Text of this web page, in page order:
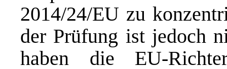
2014/24/EU zu
der Prüfung ist jedoch
haben die EU-